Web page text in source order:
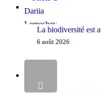
La biodiversité est
6 août 2026